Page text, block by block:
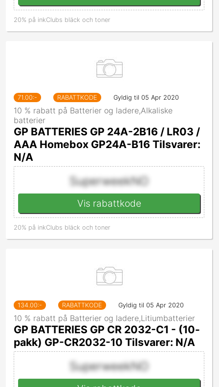
20% på inkClubs bläck och toner
71.00:- RABATTKODE Gyldig til 05 Apr 2020
10 % rabatt på Batterier og ladere,Alkaliske
batterier
GP BATTERIES GP 24A-2B16 / LR03 /
AAA Homebox GP24A-B16 Tilsvarer:
N/A
SuperweekNO
Vis rabattkode
20% på inkClubs bläck och toner
134.00:- RABATTKODE Gyldig til 05 Apr 2020
10 % rabatt på Batterier og ladere,Litiumbatterier
GP BATTERIES GP CR 2032-C1 - (10-
pakk) GP-CR2032-10 Tilsvarer: N/A
SuperweekNO